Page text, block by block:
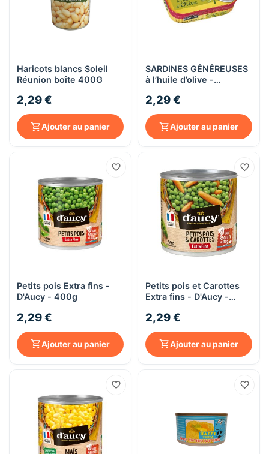
Haricots blancs Soleil
Réunion boîte 400G
2,29 €
Ajouter au panier
SARDINES GÉNÉREUSES
à l’huile d’olive -
2,29 €
Ajouter au panier
Petits pois Extra fins -
D'Aucy - 400g
2,29 €
Ajouter au panier
Petits pois et Carottes
Extra fins - D'Aucy -
2,29 €
Ajouter au panier